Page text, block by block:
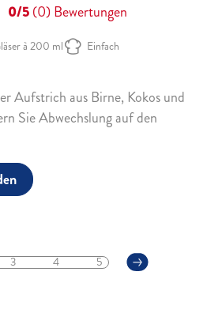
0/5(0)Bewertungen
à 200 ml Einfach
Aufstrich aus Birne, Kokos und
Sie Abwechslung auf den
3 4 5